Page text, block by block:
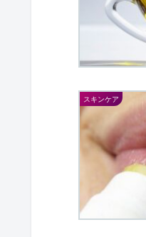
スキンケア